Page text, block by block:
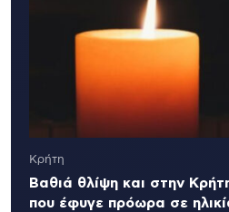
Κρήτη
Βαθιά θλίψη και στην
που έφυγε πρόωρα σε